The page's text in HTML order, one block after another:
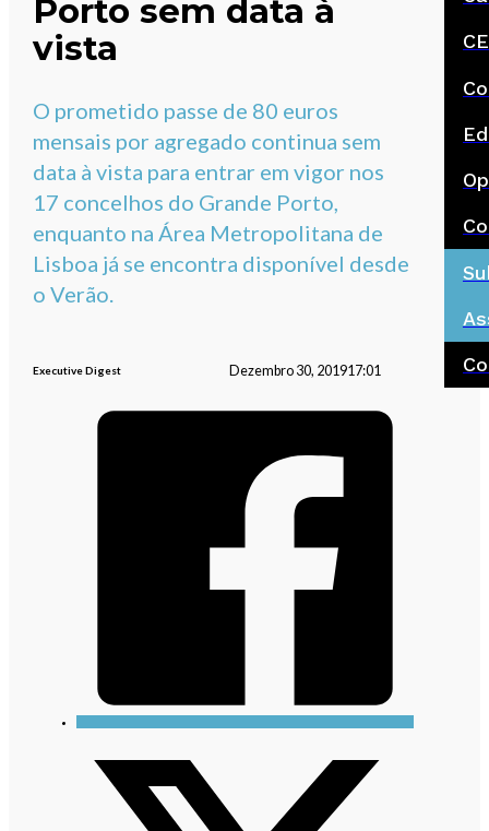
Porto sem data à
vista
O prometido passe de 80 euros
mensais por agregado continua sem
data à vista para entrar em vigor nos
17 concelhos do Grande Porto,
enquanto na Área Metropolitana de
Lisboa já se encontra disponível desde
o Verão.
Executive Digest Dezembro 30, 201917:01